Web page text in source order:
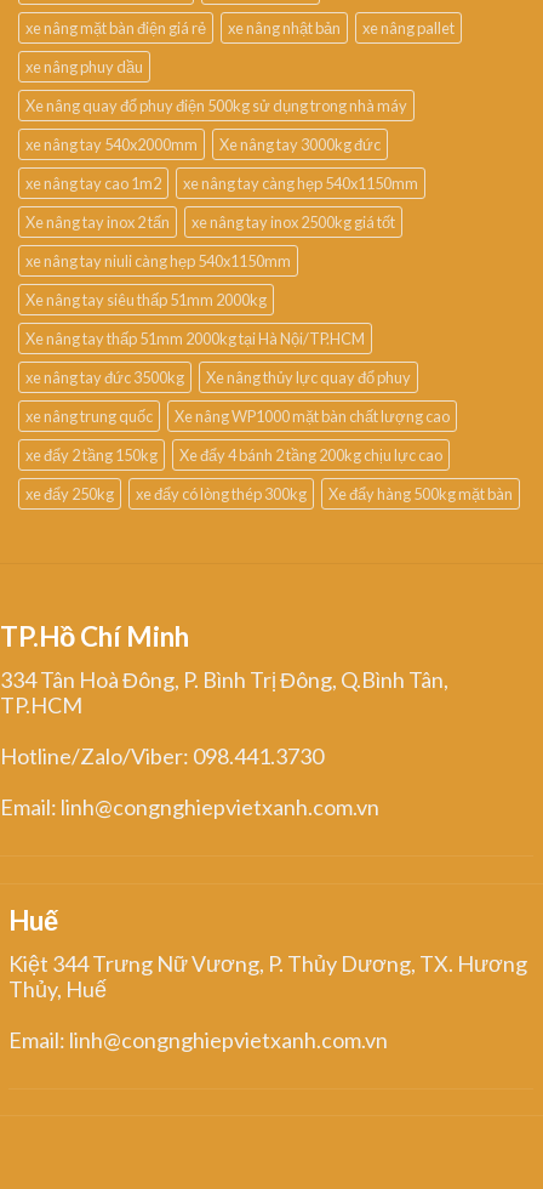
xe nâng mặt bàn điện giá rẻ
xe nâng nhật bản
xe nâng pallet
xe nâng phuy dầu
Xe nâng quay đổ phuy điện 500kg sử dụng trong nhà máy
xe nâng tay 540x2000mm
Xe nâng tay 3000kg đức
xe nâng tay cao 1m2
xe nâng tay càng hẹp 540x1150mm
Xe nâng tay inox 2 tấn
xe nâng tay inox 2500kg giá tốt
xe nâng tay niuli càng hẹp 540x1150mm
Xe nâng tay siêu thấp 51mm 2000kg
Xe nâng tay thấp 51mm 2000kg tại Hà Nội/TP.HCM
xe nâng tay đức 3500kg
Xe nâng thủy lực quay đổ phuy
xe nâng trung quốc
Xe nâng WP1000 mặt bàn chất lượng cao
xe đẩy 2 tầng 150kg
Xe đẩy 4 bánh 2 tầng 200kg chịu lực cao
xe đẩy 250kg
xe đẩy có lòng thép 300kg Xe đẩy hàng 500kg mặt bàn
TP.Hồ Chí Minh
334 Tân Hoà Đông, P. Bình Trị Đông, Q.Bình Tân,
TP.HCM
Hotline/Zalo/Viber: 098.441.3730
Email: linh@congnghiepvietxanh.com.vn
Huế
Kiệt 344 Trưng Nữ Vương, P. Thủy Dương, TX. Hương
Thủy, Huế
Email: linh@congnghiepvietxanh.com.vn